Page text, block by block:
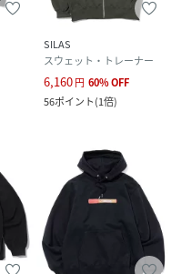
SILAS
スウェット・トレーナー
6,160円 60%OFF
56ポイント(1倍)